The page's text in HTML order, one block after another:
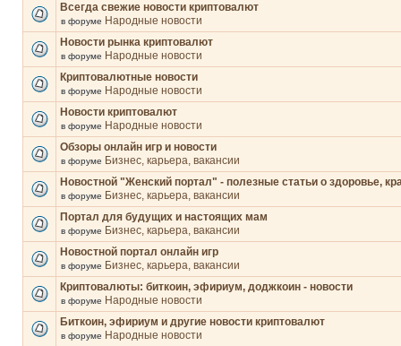
Всегда свежие новости криптовалют
в форуме Народные новости
Новости рынка криптовалют
в форуме Народные новости
Криптовалютные новости
в форуме Народные новости
Новости криптовалют
в форуме Народные новости
Обзоры онлайн игр и новости
в форуме Бизнес, карьера, вакансии
Новостной "Женский портал" - полезные статьи о здоровье,
в форуме Бизнес, карьера, вакансии
Портал для будущих и настоящих мам
в форуме Бизнес, карьера, вакансии
Новостной портал онлайн игр
в форуме Бизнес, карьера, вакансии
Криптовалюты: биткоин, эфириум, доджкоин - новости
в форуме Народные новости
Биткоин, эфириум и другие новости криптовалют
в форуме Народные новости